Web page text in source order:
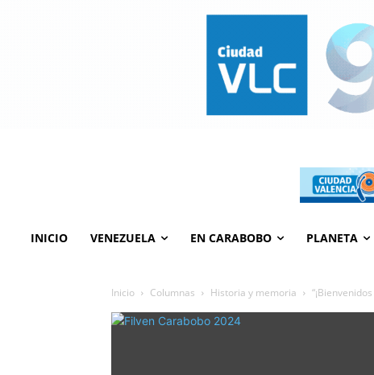
INICIO VENEZUELA EN CARABOBO PLANETA
Inicio Columnas Historia y memoria